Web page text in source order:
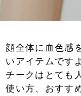
顔全体に血色感
いアイテムです
チークはとても
使い方、おすす